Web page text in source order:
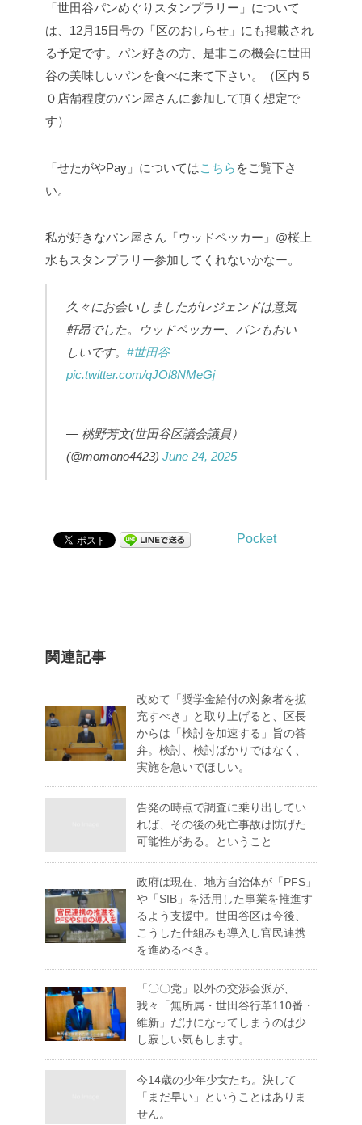
「世田谷パンめぐりスタンプラリー」について
は、12月15日号の「区のおしらせ」にも掲載され
る予定です。パン好きの方、是非この機会に世田
谷の美味しいパンを食べに来て下さい。（区内５
０店舗程度のパン屋さんに参加して頂く想定で
す）
「せたがやPay」についてはこちら をご覧下さ
い。
私が好きなパン屋さん「ウッドペッカー」@桜上
水もスタンプラリー参加してくれないかなー。
久々にお会いしましたがレジェンドは意気
軒昂でした。ウッドペッカー、パンもおい
しいです。 #世田谷
pic.twitter.com/qJOl8NMeGj
— 桃野芳文(世田谷区議会議員）
(@momono4423) June 24, 2025
Pocket
関連記事
改めて「奨学金給付の対象者を拡
充すべき」と取り上げると、区長
からは「検討を加速する」旨の答
弁。検討、検討ばかりではなく、
実施を急いでほしい。
告発の時点で調査に乗り出してい
れば、その後の死亡事故は防げた
可能性がある。ということ
政府は現在、地方自治体が「PFS」
や「SIB」を活用した事業を推進す
るよう支援中。世田谷区は今後、
こうした仕組みも導入し官民連携
を進めるべき。
「〇〇党」以外の交渉会派が、
我々「無所属・世田谷行革110番・
維新」だけになってしまうのは少
し寂しい気もします。
今14歳の少年少女たち。決して
「まだ早い」ということはありま
せん。